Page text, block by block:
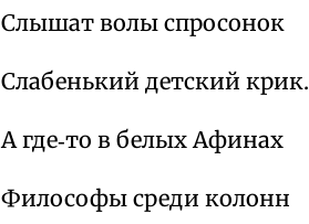
Слышат волы спросонок
Слабенький детский крик.
А где‑то в белых Афинах
Философы среди колонн